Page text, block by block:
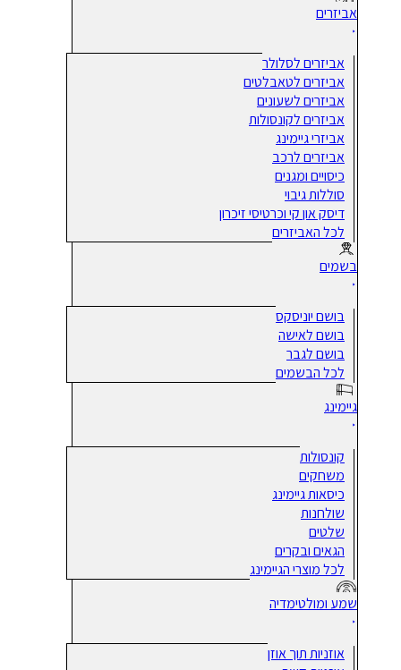
אביזרים
אביזרים לסלולר
אביזרים לטאבלטים
אביזרים לשעונים
אביזרים לקונסולות
אביזרי גיימינג
אביזרים לרכב
כיסויים ומגנים
סוללות גיבוי
דיסק און קי וכרטיסי זיכרון
לכל האביזרים
בשמים
בושם יוניסקס
בושם לאישה
בושם לגבר
לכל הבשמים
גיימינג
קונסולות
משחקים
כיסאות גיימינג
שולחנות
שלטים
הגאים ובקרים
לכל מוצרי הגיימינג
שמע ומולטימדיה
אוזניות תוך אוזן